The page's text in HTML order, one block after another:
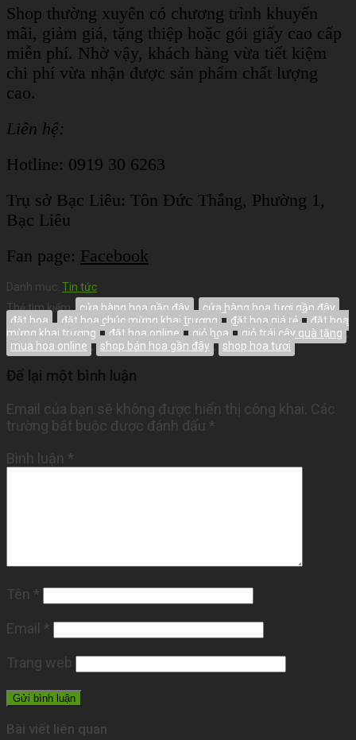
Shop thường xuyên có chương trình khuyến
mãi, giảm giá, tặng thiệp hoặc gói giấy cao cấp
miễn phí. Nhờ vậy, khách hàng vừa tiết kiệm
chi phí vừa nhận được sản phẩm chất lượng
cao.
Liên hệ:
Hotline: 0919 30 6263
Trụ sở Bạc Liêu: Tôn Đức Thắng, Phường 1,
Bạc Liêu
Fan page: Facebook
Danh mục: Tin tức
Thẻ tìm kiếm: cửa hàng hoa gần đây , cửa hàng hoa tươi gần đây ,
đặt hoa , đặt hoa chúc mừng khai trương , đặt hoa giá rẻ , đặt hoa
mừng khai trương , đặt hoa online , giỏ hoa , giỏ trái cây quà tặng ,
mua hoa online , shop bán hoa gần đây , shop hoa tươi
Để lại một bình luận
Email của bạn sẽ không được hiển thị công khai. Các
trường bắt buộc được đánh dấu *
Bình luận *
Tên *
Email *
Trang web
Bài viết liên quan